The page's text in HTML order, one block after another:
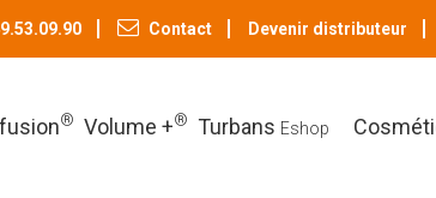
Contact Devenir distributeur
® Volume +® Turbans Eshop